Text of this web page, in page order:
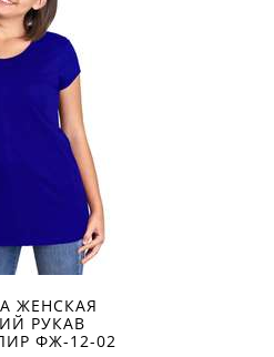
ЖЕНСКАЯ
РУКАВ
ФЖ-12-02